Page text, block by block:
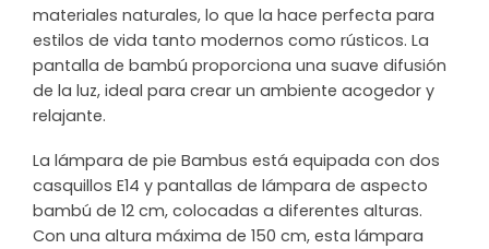
materiales naturales, lo que la hace perfecta para
estilos de vida tanto modernos como rústicos. La
pantalla de bambú proporciona una suave difusión
de la luz, ideal para crear un ambiente acogedor y
relajante.
La lámpara de pie Bambus está equipada con dos
casquillos E14 y pantallas de lámpara de aspecto
bambú de 12 cm, colocadas a diferentes alturas.
Con una altura máxima de 150 cm, esta lámpara